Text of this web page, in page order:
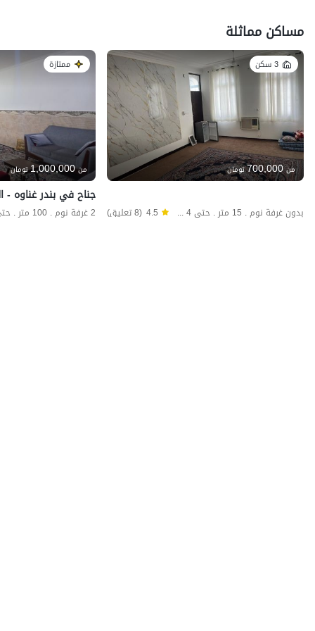
مساكن مماثلة
3 سكن
من 700,000تومان
بدون غرفة نوم . 15 متر . حتى 4 ضيف 4.5 (8 تعليق)
ممتازة
من 1,000,000تومان
جناح في بندر غناوه -